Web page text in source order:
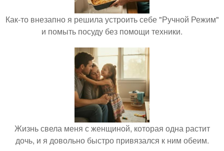
Как-то внезапно я решила устроить себе "Ручной Режим"
и помыть посуду без помощи техники.
Жизнь свела меня с женщиной, которая одна растит
дочь, и я довольно быстро привязался к ним обеим.